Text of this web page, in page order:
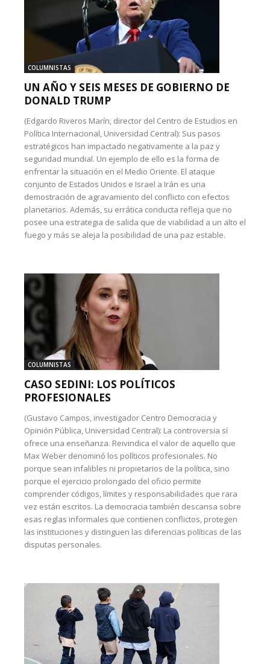
COLUMNISTAS
UN AÑO Y SEIS MESES DE GOBIERNO DE
DONALD TRUMP
(Edgardo Riveros Marín, director del Centro de Estudios en
Política Internacional, Universidad Central): Sus pasos
estratégicos han impactado negativamente a la paz y
seguridad mundial. Un ejemplo de ello es la forma de
enfrentar la situación en el Medio Oriente. El ataque
conjunto de Estados Unidos e Israel a Irán es una
demostración de agravamiento del conflicto con efectos
planetarios. Además, su errática conducta refleja que no
posee una estrategia de salida que de viabilidad a un alto el
fuego y más se aleja la posibilidad de una paz estable.
COLUMNISTAS
CASO SEDINI: LOS POLÍTICOS
PROFESIONALES
(Gustavo Campos, investigador Centro Democracia y
Opinión Pública, Universidad Central): La controversia sí
ofrece una enseñanza. Reivindica el valor de aquello que
Max Weber denominó los políticos profesionales. No
porque sean infalibles ni propietarios de la política, sino
porque el ejercicio prolongado del oficio permite
comprender códigos, límites y responsabilidades que rara
vez están escritos. La democracia también descansa sobre
esas reglas informales que contienen conflictos, protegen
las instituciones y distinguen las diferencias políticas de las
disputas personales.